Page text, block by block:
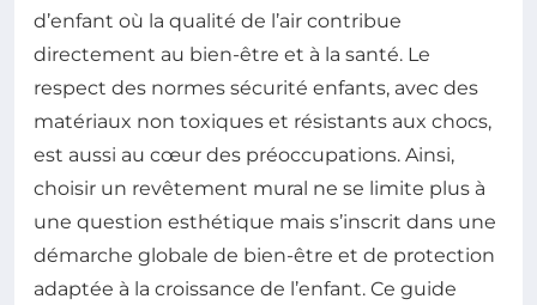
d’enfant où la qualité de l’air contribue
directement au bien-être et à la santé. Le
respect des normes sécurité enfants, avec des
matériaux non toxiques et résistants aux chocs,
est aussi au cœur des préoccupations. Ainsi,
choisir un revêtement mural ne se limite plus à
une question esthétique mais s’inscrit dans une
démarche globale de bien-être et de protection
adaptée à la croissance de l’enfant. Ce guide